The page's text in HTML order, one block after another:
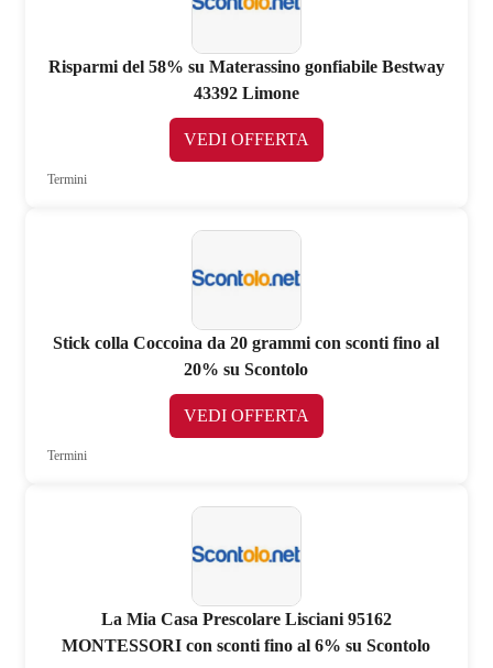
Risparmi del 58% su Materassino gonfiabile Bestway
43392 Limone
VEDI OFFERTA
Termini
Stick colla Coccoina da 20 grammi con sconti fino al
20% su Scontolo
VEDI OFFERTA
Termini
La Mia Casa Prescolare Lisciani 95162
MONTESSORI con sconti fino al 6% su Scontolo